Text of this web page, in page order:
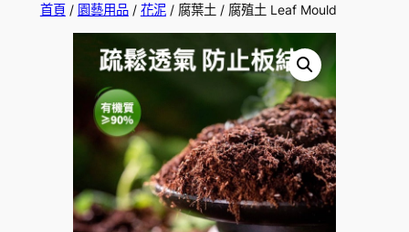
首頁/ 園藝用品/ 花泥/ 腐葉土 / 腐殖土 Leaf Mould